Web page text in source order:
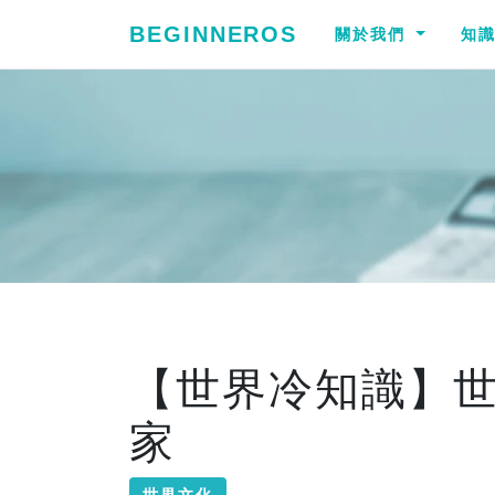
BEGINNEROS 關於我們 知
【世界冷知識】
家